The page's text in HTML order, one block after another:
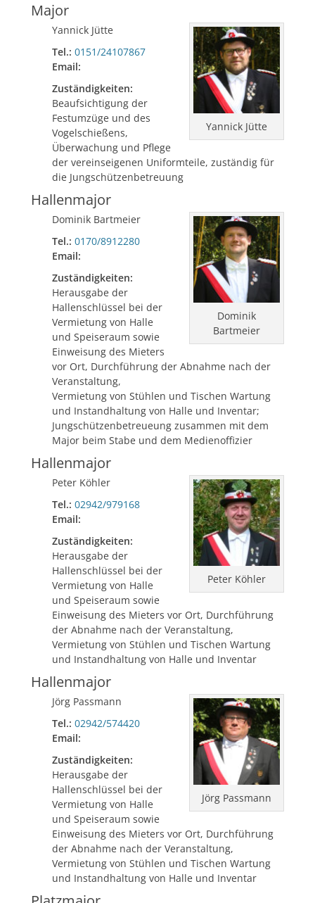
Major
Yannick Jütte
Yannick Jütte
Tel.: 0151/24107867
Email:
Zuständigkeiten:
Beaufsichtigung der
Festumzüge und des
Vogelschießens,
Überwachung und Pflege
der vereinseigenen Uniformteile, zuständig für
die Jungschützenbetreuung
Hallenmajor
Dominik
Bartmeier
Dominik Bartmeier
Tel.: 0170/8912280
Email:
Zuständigkeiten:
Herausgabe der
Hallenschlüssel bei der
Vermietung von Halle
und Speiseraum sowie
Einweisung des Mieters
vor Ort, Durchführung der Abnahme nach der
Veranstaltung,
Vermietung von Stühlen und Tischen Wartung
und Instandhaltung von Halle und Inventar;
Jungschützenbetreueung zusammen mit dem
Major beim Stabe und dem Medienoffizier
Hallenmajor
Peter Köhler
Peter Köhler
Tel.: 02942/979168
Email:
Zuständigkeiten:
Herausgabe der
Hallenschlüssel bei der
Vermietung von Halle
und Speiseraum sowie
Einweisung des Mieters vor Ort, Durchführung
der Abnahme nach der Veranstaltung,
Vermietung von Stühlen und Tischen Wartung
und Instandhaltung von Halle und Inventar
Hallenmajor
Jörg Passmann
Jörg Passmann
Tel.: 02942/574420
Email:
Zuständigkeiten:
Herausgabe der
Hallenschlüssel bei der
Vermietung von Halle
und Speiseraum sowie
Einweisung des Mieters vor Ort, Durchführung
der Abnahme nach der Veranstaltung,
Vermietung von Stühlen und Tischen Wartung
und Instandhaltung von Halle und Inventar